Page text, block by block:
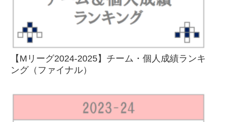
【Mリーグ2024-2025】チーム・個人成績ランキ
ング（ファイナル）